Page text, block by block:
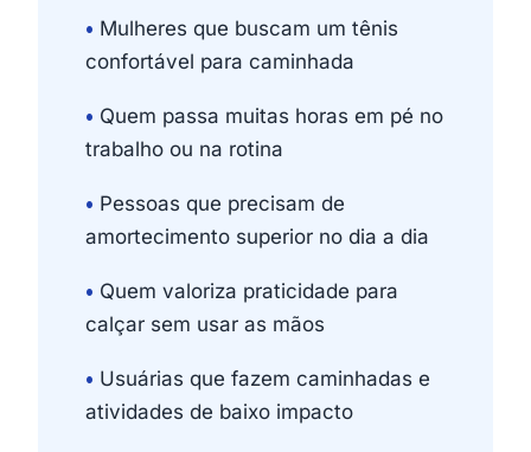
• Mulheres que buscam um tênis
confortável para caminhada
• Quem passa muitas horas em pé no
trabalho ou na rotina
• Pessoas que precisam de
amortecimento superior no dia a dia
• Quem valoriza praticidade para
calçar sem usar as mãos
• Usuárias que fazem caminhadas e
atividades de baixo impacto